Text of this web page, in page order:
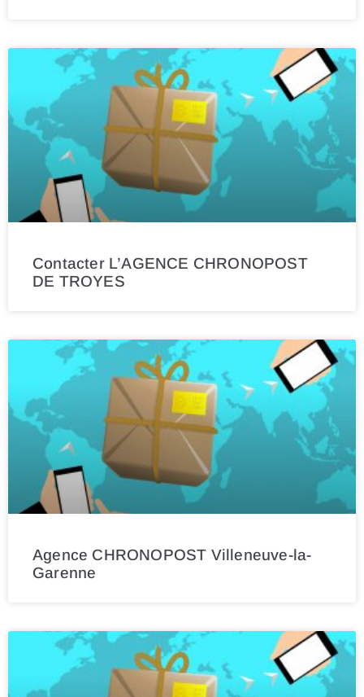
Contacter L’AGENCE CHRONOPOST
DE TROYES
Agence CHRONOPOST Villeneuve-la-
Garenne